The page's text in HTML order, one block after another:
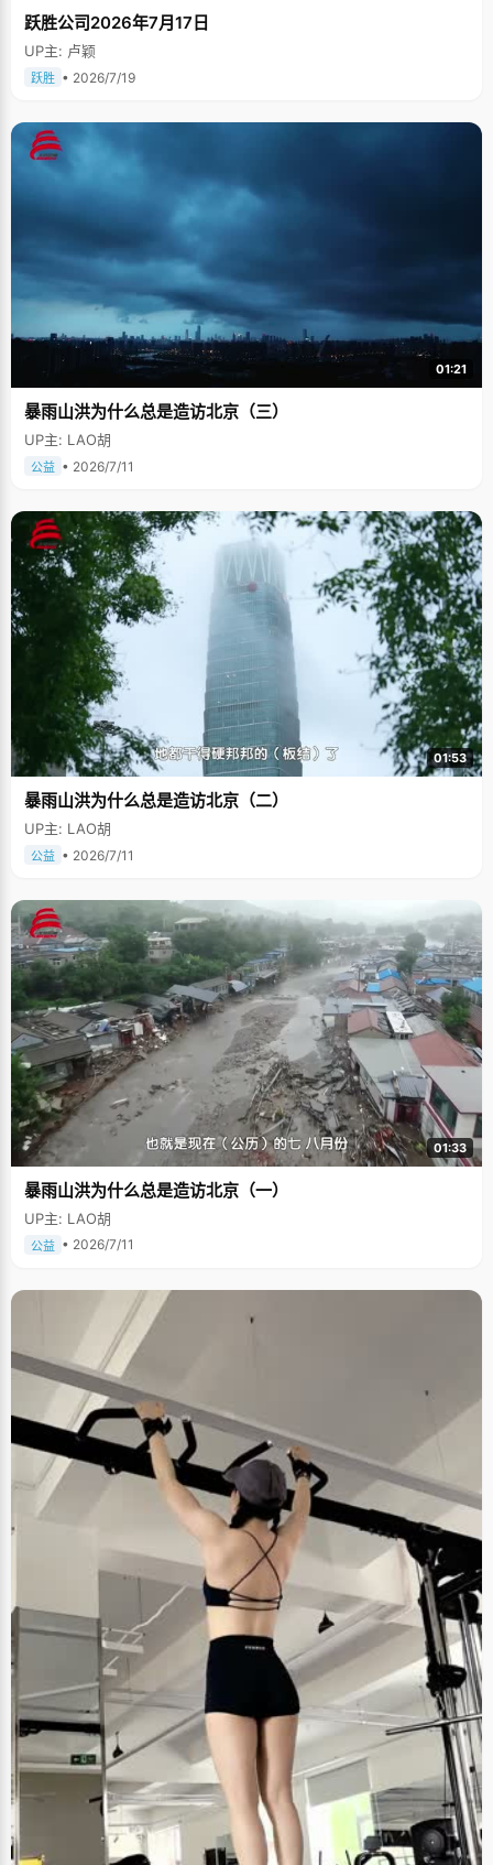
跃胜公司2026年7月17日
UP主: 卢颖
跃胜 • 2026/7/19
01:21
暴雨山洪为什么总是造访北京（三）
UP主: LAO胡
公益 • 2026/7/11
01:53
暴雨山洪为什么总是造访北京（二）
UP主: LAO胡
公益 • 2026/7/11
01:33
暴雨山洪为什么总是造访北京（一）
UP主: LAO胡
公益 • 2026/7/11